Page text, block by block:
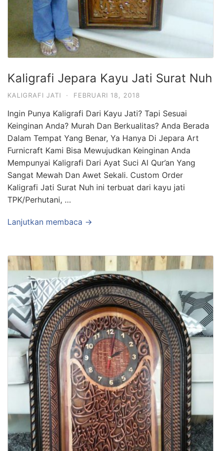
Kaligrafi Jepara Kayu Jati Surat Nuh
KALIGRAFI JATI · FEBRUARI 18, 2018
Ingin Punya Kaligrafi Dari Kayu Jati? Tapi Sesuai
Keinginan Anda? Murah Dan Berkualitas? Anda Berada
Dalam Tempat Yang Benar, Ya Hanya Di Jepara Art
Furnicraft Kami Bisa Mewujudkan Keinginan Anda
Mempunyai Kaligrafi Dari Ayat Suci Al Qur’an Yang
Sangat Mewah Dan Awet Sekali. Custom Order
Kaligrafi Jati Surat Nuh ini terbuat dari kayu jati
TPK/Perhutani, …
Lanjutkan membaca →